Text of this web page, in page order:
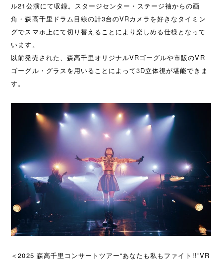
ル21公演にて収録。スタージセンター・ステージ袖からの画
角・森高千里ドラム目線の計3台のVRカメラを好きなタイミン
グでスマホ上にて切り替えることにより楽しめる仕様となって
います。
以前発売された、森高千里オリジナルVRゴーグルや市販のVR
ゴーグル・グラスを用いることによって3D立体視が堪能できま
す。
＜2025 森高千里コンサートツアー“あなたも私もファイト!!”VR